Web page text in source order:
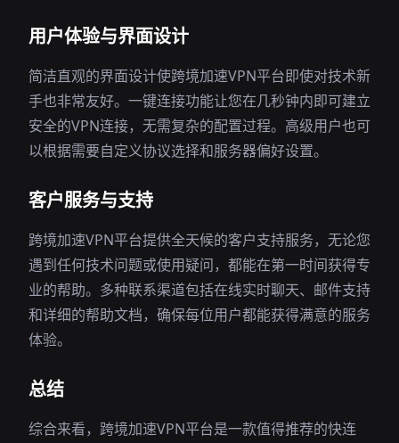
用户体验与界面设计
简洁直观的界面设计使跨境加速VPN平台即使对技术新
手也非常友好。一键连接功能让您在几秒钟内即可建立
安全的VPN连接，无需复杂的配置过程。高级用户也可
以根据需要自定义协议选择和服务器偏好设置。
客户服务与支持
跨境加速VPN平台提供全天候的客户支持服务，无论您
遇到任何技术问题或使用疑问，都能在第一时间获得专
业的帮助。多种联系渠道包括在线实时聊天、邮件支持
和详细的帮助文档，确保每位用户都能获得满意的服务
体验。
总结
综合来看，跨境加速VPN平台是一款值得推荐的快连